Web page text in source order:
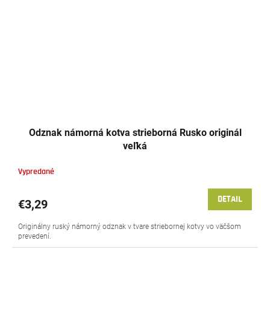
Odznak námorná kotva strieborná Rusko originál
veľká
Vypredané
€3,29 DETAIL
Originálny ruský námorný odznak v tvare striebornej kotvy vo väčšom
prevedení.